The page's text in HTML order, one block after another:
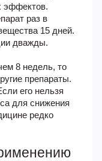
эффектов.
раз в
15 дней.
дважды.
8 недель, то
препараты.
его нельзя
для снижения
редко